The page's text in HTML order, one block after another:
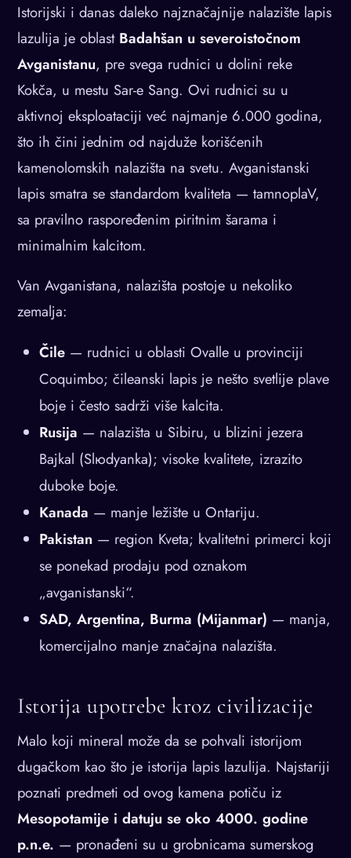
Istorijski i danas daleko najznačajnije nalazište lapis
lazulija je oblast Badahšan u severoistočnom
Avganistanu, pre svega rudnici u dolini reke
Kokča, u mestu Sar-e Sang. Ovi rudnici su u
aktivnoj eksploataciji već najmanje 6.000 godina,
što ih čini jednim od najduže korišćenih
kamenolomskih nalazišta na svetu. Avganistanski
lapis smatra se standardom kvaliteta — tamnoplaV,
sa pravilno raspoređenim piritnim šarama i
minimalnim kalcitom.
Van Avganistana, nalazišta postoje u nekoliko
zemalja:
Čile— rudnici u oblasti Ovalle u provinciji
Coquimbo; čileanski lapis je nešto svetlije plave
boje i često sadrži više kalcita.
Rusija — nalazišta u Sibiru, u blizini jezera
Bajkal (Slюdyanka); visoke kvalitete, izrazito
duboke boje.
Kanada — manje ležište u Ontariju.
Pakistan— region Kveta; kvalitetni primerci koji
se ponekad prodaju pod oznakom
„avganistanski“.
SAD, Argentina, Burma (Mijanmar) — manja,
komercijalno manje značajna nalazišta.
Istorija upotrebe kroz civilizacije
Malo koji mineral može da se pohvali istorijom
dugačkom kao što je istorija lapis lazulija. Najstariji
poznati predmeti od ovog kamena potiču iz
Mesopotamije i datuju se oko 4000. godine
p.n.e. — pronađeni su u grobnicama sumerskog